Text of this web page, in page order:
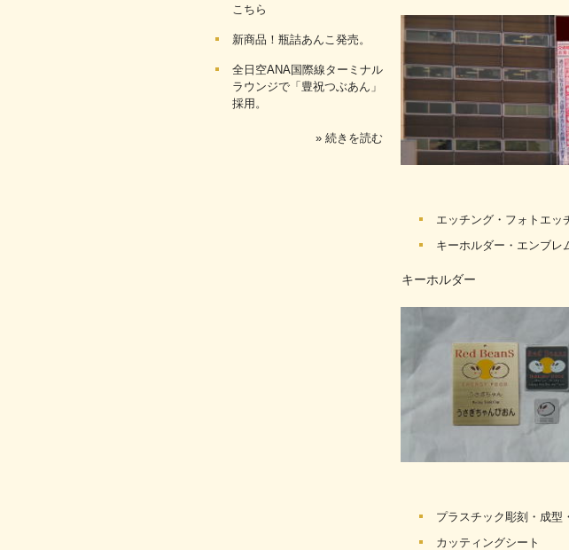
エッチング・フォトエッ
キーホルダー・エンブレ
キーホルダー
プラスチック彫刻・成型
カッティングシート
こちら
新商品！瓶詰あんこ発売。
全日空ANA国際線ターミナル
ラウンジで「豊祝つぶあん」
採用。
» 続きを読む